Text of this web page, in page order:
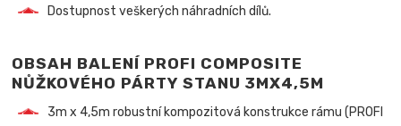
Dostupnost veškerých náhradních dílů.
OBSAH BALENÍ PROFI COMPOSITE
NŮŽKOVÉHO PÁRTY STANU 3MX4,5M
3m x 4,5m robustní kompozitová konstrukce rámu (PROFI